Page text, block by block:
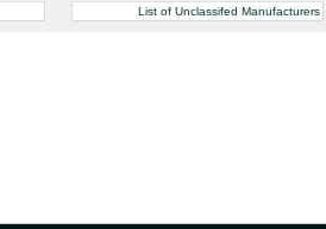
List of Unclassifed Manufacturers